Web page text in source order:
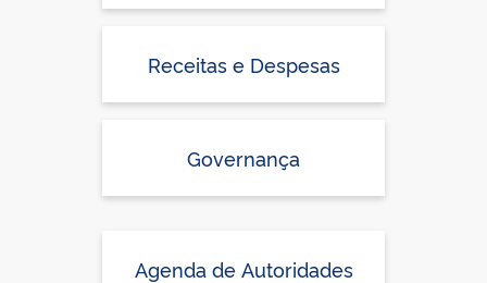
Receitas e Despesas
Governança
Agenda de Autoridades